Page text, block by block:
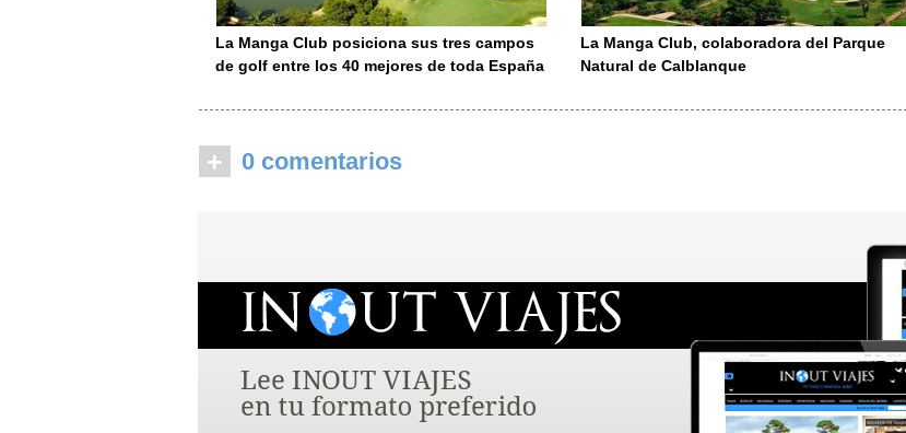
La Manga Club posiciona sus tres campos
de golf entre los 40 mejores de toda España
La Manga Club, colaboradora del Parque
Natural de Calblanque
+ 0 comentarios